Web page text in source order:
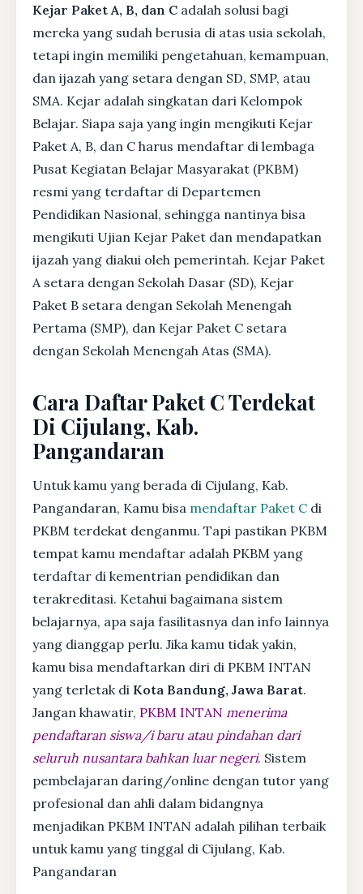
Kejar Paket A, B, dan C adalah solusi bagi
mereka yang sudah berusia di atas usia sekolah,
tetapi ingin memiliki pengetahuan, kemampuan,
dan ijazah yang setara dengan SD, SMP, atau
SMA. Kejar adalah singkatan dari Kelompok
Belajar. Siapa saja yang ingin mengikuti Kejar
Paket A, B, dan C harus mendaftar di lembaga
Pusat Kegiatan Belajar Masyarakat (PKBM)
resmi yang terdaftar di Departemen
Pendidikan Nasional, sehingga nantinya bisa
mengikuti Ujian Kejar Paket dan mendapatkan
ijazah yang diakui oleh pemerintah. Kejar Paket
A setara dengan Sekolah Dasar (SD), Kejar
Paket B setara dengan Sekolah Menengah
Pertama (SMP), dan Kejar Paket C setara
dengan Sekolah Menengah Atas (SMA).
Cara Daftar Paket C Terdekat
Di Cijulang, Kab.
Pangandaran
Untuk kamu yang berada di Cijulang, Kab.
Pangandaran, Kamu bisa mendaftar Paket C di
PKBM terdekat denganmu. Tapi pastikan PKBM
tempat kamu mendaftar adalah PKBM yang
terdaftar di kementrian pendidikan dan
terakreditasi. Ketahui bagaimana sistem
belajarnya, apa saja fasilitasnya dan info lainnya
yang dianggap perlu. Jika kamu tidak yakin,
kamu bisa mendaftarkan diri di PKBM INTAN
yang terletak di Kota Bandung, Jawa Barat.
Jangan khawatir, PKBM INTAN menerima
pendaftaran siswa/i baru atau pindahan dari
seluruh nusantara bahkan luar negeri. Sistem
pembelajaran daring/online dengan tutor yang
profesional dan ahli dalam bidangnya
menjadikan PKBM INTAN adalah pilihan terbaik
untuk kamu yang tinggal di Cijulang, Kab.
Pangandaran